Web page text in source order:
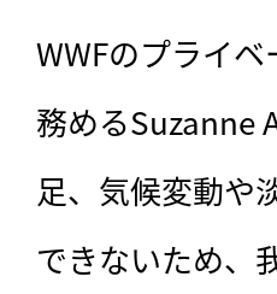
WWFのプライ
務めるSuzanne
足、気候変動や
できないため、